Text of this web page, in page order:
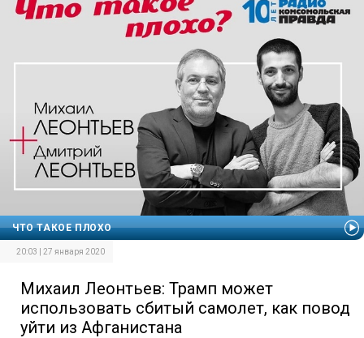
ЧТО ТАКОЕ ПЛОХО
20:03 | 27 января 2020
Михаил Леонтьев: Трамп может
использовать сбитый самолет, как повод
уйти из Афганистана